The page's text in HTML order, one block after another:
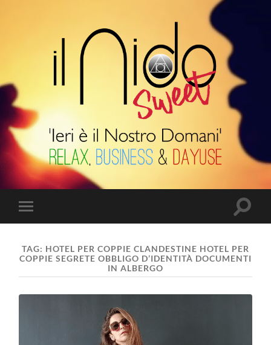
Suite
il
sui
dispositivi
mobili
ricerca
TAG: HOTEL PER COPPIE CLANDESTINE HOTEL PER
COPPIE SEGRETE OBBLIGO D’IDENTITÀ DOCUMENTI
IN ALBERGO